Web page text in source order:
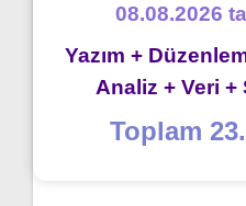
08.08.2026
Yazım +
Analiz + Veri
Toplam